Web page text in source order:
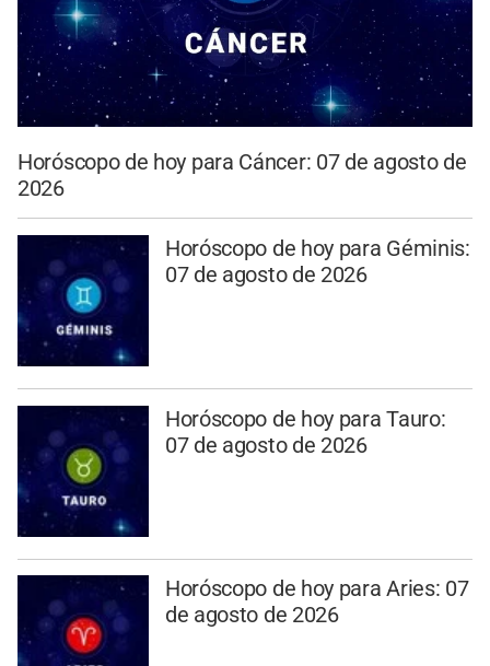
Horóscopo de hoy para Cáncer: 07 de agosto de
2026
Horóscopo de hoy para Géminis:
07 de agosto de 2026
Horóscopo de hoy para Tauro:
07 de agosto de 2026
Horóscopo de hoy para Aries: 07
de agosto de 2026